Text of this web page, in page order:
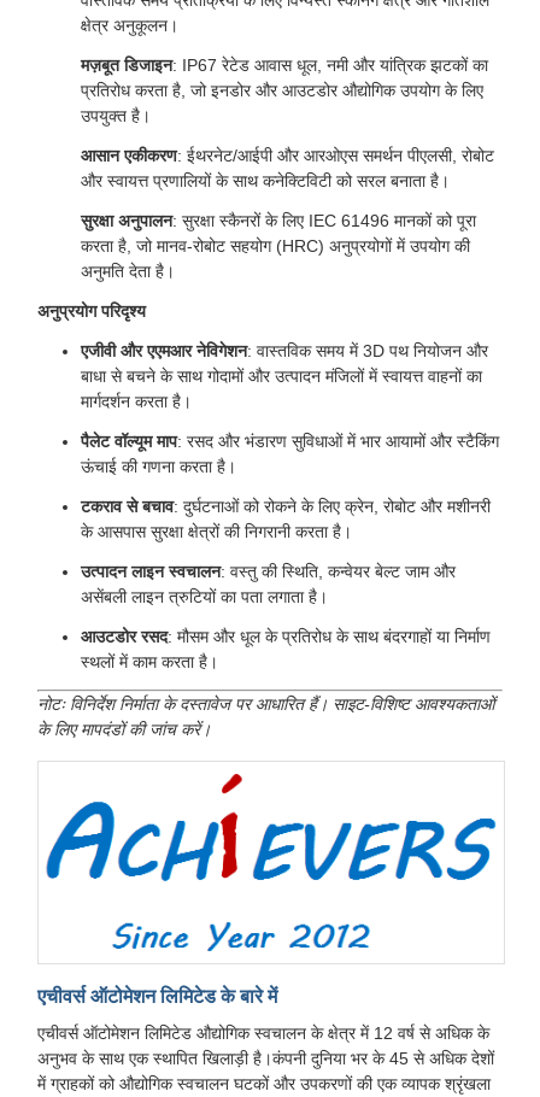
क्षेत्र अनुकूलन।
मज़बूत डिजाइन: IP67 रेटेड आवास धूल, नमी और यांत्रिक झटकों का
प्रतिरोध करता है, जो इनडोर और आउटडोर औद्योगिक उपयोग के लिए
उपयुक्त है।
आसान एकीकरण: ईथरनेट/आईपी और आरओएस समर्थन पीएलसी, रोबोट
और स्वायत्त प्रणालियों के साथ कनेक्टिविटी को सरल बनाता है।
सुरक्षा अनुपालन: सुरक्षा स्कैनरों के लिए IEC 61496 मानकों को पूरा
करता है, जो मानव-रोबोट सहयोग (HRC) अनुप्रयोगों में उपयोग की
अनुमति देता है।
अनुप्रयोग परिदृश्य
एजीवी और एएमआर नेविगेशन: वास्तविक समय में 3D पथ नियोजन और
बाधा से बचने के साथ गोदामों और उत्पादन मंजिलों में स्वायत्त वाहनों का
मार्गदर्शन करता है।
पैलेट वॉल्यूम माप: रसद और भंडारण सुविधाओं में भार आयामों और स्टैकिंग
ऊंचाई की गणना करता है।
टकराव से बचाव: दुर्घटनाओं को रोकने के लिए क्रेन, रोबोट और मशीनरी
के आसपास सुरक्षा क्षेत्रों की निगरानी करता है।
उत्पादन लाइन स्वचालन: वस्तु की स्थिति, कन्वेयर बेल्ट जाम और
असेंबली लाइन त्रुटियों का पता लगाता है।
आउटडोर रसद: मौसम और धूल के प्रतिरोध के साथ बंदरगाहों या निर्माण
स्थलों में काम करता है।
नोटः विनिर्देश निर्माता के दस्तावेज पर आधारित हैं। साइट-विशिष्ट आवश्यकताओं
के लिए मापदंडों की जांच करें।
एचीवर्स ऑटोमेशन लिमिटेड के बारे में
एचीवर्स ऑटोमेशन लिमिटेड औद्योगिक स्वचालन के क्षेत्र में 12 वर्ष से अधिक के
अनुभव के साथ एक स्थापित खिलाड़ी है।कंपनी दुनिया भर के 45 से अधिक देशों
में ग्राहकों को औद्योगिक स्वचालन घटकों और उपकरणों की एक व्यापक श्रृंखला